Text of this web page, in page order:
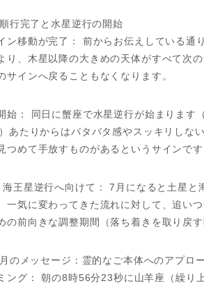
行完了と水星逆行の開始
ン移動が完了： 前からお伝えしている通
り、木星以降の大きめの天体がすべて次
サインへ戻ることもなくなります。
始： 同日に蟹座で水星逆行が始まります
あたりからはバタバタ感やスッキリしな
つめて手放すものがあるというサインです
王星逆行へ向けて： 7月になると土星と
一気に変わってきた流れに対して、追い
の前向きな調整期間（落ち着きを取り戻す
のメッセージ：霊的なご本体へのアプロ
ング： 朝の8時56分23秒に山羊座（繰り